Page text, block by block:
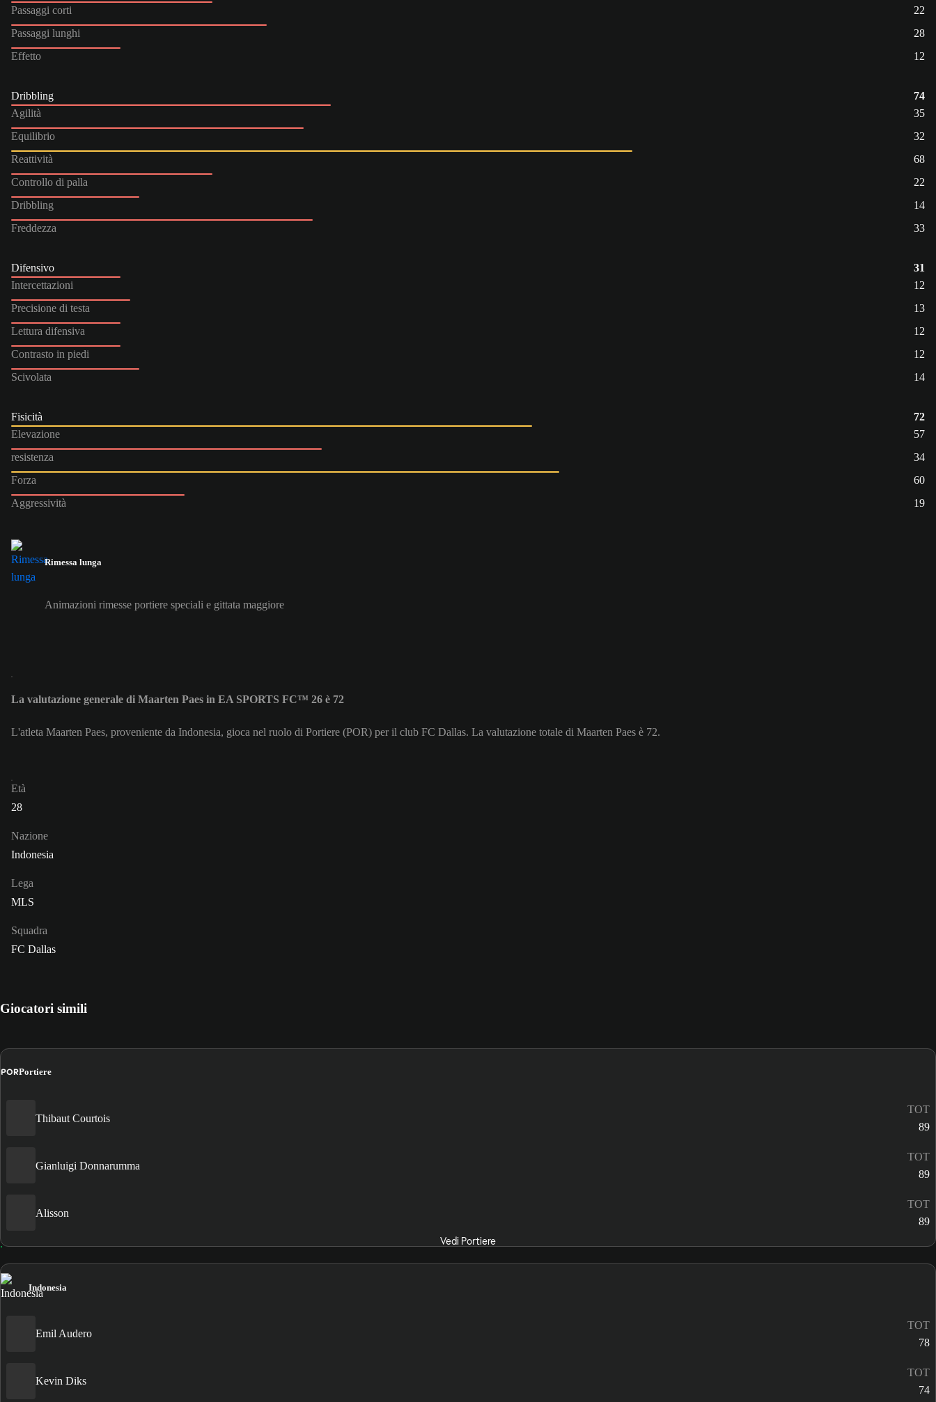
Passaggi corti
22
Passaggi lunghi
28
Effetto
12
Dribbling
74
Agilità
35
Equilibrio
32
Reattività
68
Controllo di palla
22
Dribbling
14
Freddezza
33
Difensivo
31
Intercettazioni
12
Precisione di testa
13
Lettura difensiva
12
Contrasto in piedi
12
Scivolata
14
Fisicità
72
Elevazione
57
resistenza
34
Forza
60
Aggressività
19
Rimessa lunga
Animazioni rimesse portiere speciali e gittata maggiore
La valutazione generale di Maarten Paes in EA SPORTS FC™ 26 è 72
L'atleta Maarten Paes, proveniente da Indonesia, gioca nel ruolo di Portiere (POR) per il club FC Dallas. La valutazione totale di Maarten Paes è 72.
Età
28
Nazione
Indonesia
Lega
MLS
Squadra
FC Dallas
Giocatori simili
PORPortiere
Thibaut Courtois
TOT
89
Gianluigi Donnarumma
TOT
89
Alisson
TOT
89
Vedi Portiere
Indonesia
Emil Audero
TOT
78
Kevin Diks
TOT
74